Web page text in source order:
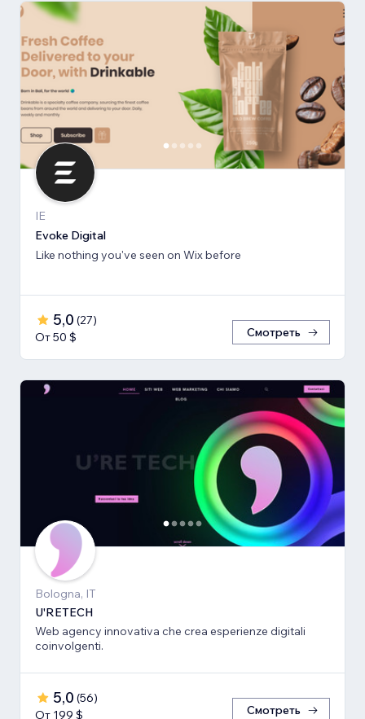
IE
Evoke Digital
Like nothing you've seen on Wix before
5,0 (27)
От 50 $
Смотреть
Bologna, IT
U'RETECH
Web agency innovativa che crea esperienze digitali
coinvolgenti.
5,0 (56)
От 199 $
Смотреть